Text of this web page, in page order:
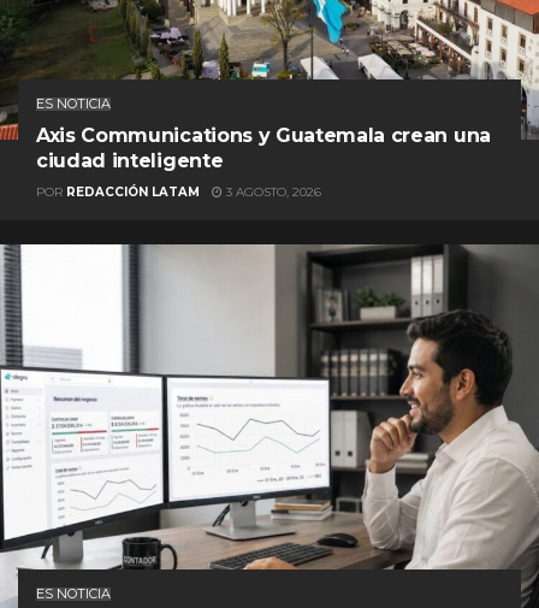
ES NOTICIA
Axis Communications y Guatemala crean una
ciudad inteligente
POR REDACCIÓN LATAM 3 AGOSTO, 2026
ES NOTICIA